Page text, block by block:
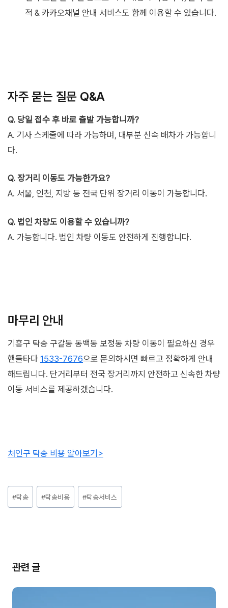
적 & 카카오채널 안내 서비스도 함께 이용할 수 있습니다.
자주 묻는 질문 Q&A
Q. 당일 접수 후 바로 출발 가능합니까?
A. 기사 스케줄에 따라 가능하며, 대부분 신속 배차가 가능합니
다.
Q. 장거리 이동도 가능한가요?
A. 서울, 인천, 지방 등 전국 단위 장거리 이동이 가능합니다.
Q. 법인 차량도 이용할 수 있습니까?
A. 가능합니다. 법인 차량 이동도 안전하게 진행합니다.
마무리 안내
기흥구 탁송 구갈동 동백동 보정동 차량 이동이 필요하신 경우
핸들타다 1533-7676으로 문의하시면 빠르고 정확하게 안내
해드립니다. 단거리부터 전국 장거리까지 안전하고 신속한 차량
이동 서비스를 제공하겠습니다.
처인구 탁송 비용 알아보기>
Post
Tags:
#탁송 #탁송비용 #탁송서비스
관련 글